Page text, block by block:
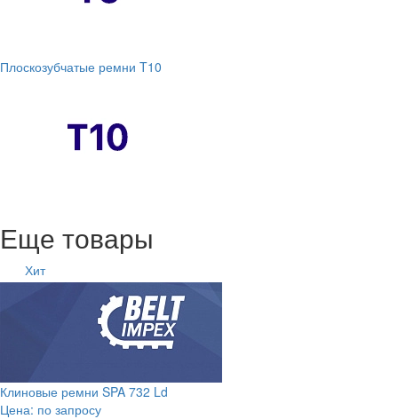
Плоскозубчатые ремни T10
Еще товары
Хит
Клиновые ремни SPA 732 Ld
Цена: по запросу